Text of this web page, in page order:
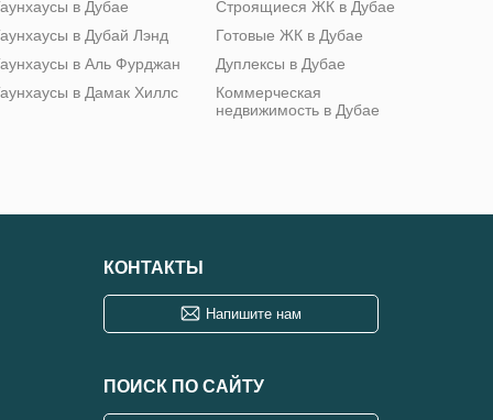
в Дубае
в Дубай Лэнд
в Аль Фурджан
в Дамак Хиллс
Строящиеся ЖК в Дубае
Готовые ЖК в Дубае
Дуплексы в Дубае
Коммерческая
недвижимость в Дубае
КОНТАКТЫ
Напишите нам
ПОИСК ПО САЙТУ